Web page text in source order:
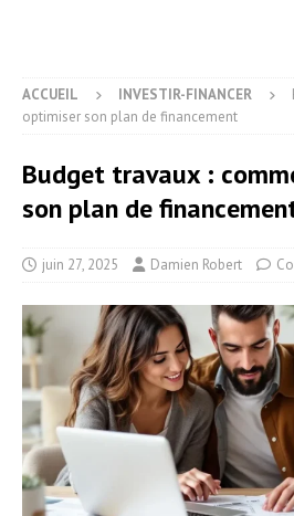
ACCUEIL INVESTIR-FINANCER
optimiser son plan de financement
Budget travaux :
son plan de
juin 27, 2025 Damien Robert